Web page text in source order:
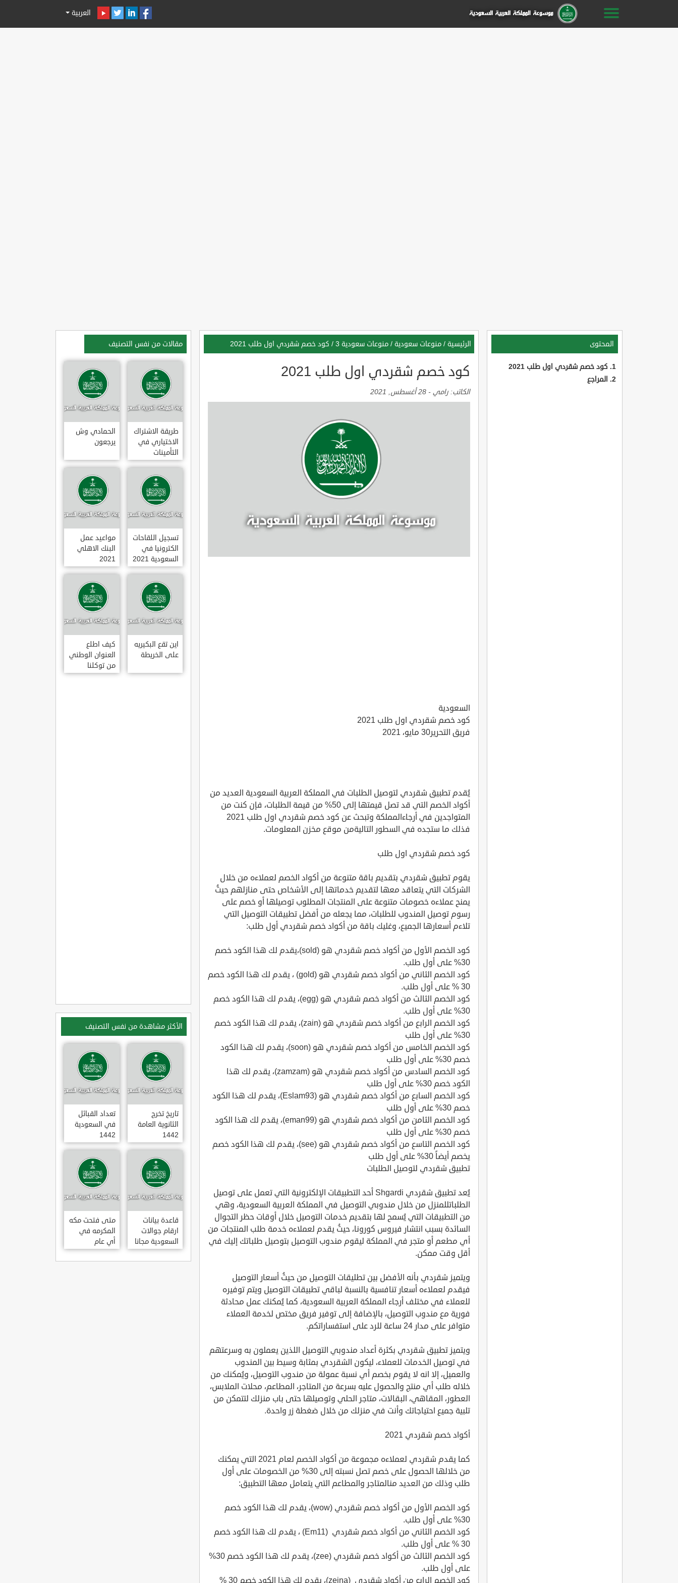
العربية
المحتوى
كود خصم شقردي اول طلب 2021
المراجع
الرئيسية / منوعات سعودية / منوعات سعودية 3 / كود خصم شقردي اول طلب 2021
كود خصم شقردي اول طلب 2021
الكاتب: رامي - 28 أغسطس, 2021
السعودية
كود خصم شقردي اول طلب 2021
فريق التحرير30 مايو، 2021
يُقدم تطبيق شقردي لتوصيل الطلبات في المملكة العربية السعودية العديد من
أكواد الخصم التي قد تصل قيمتها إلى 50% من قيمة الطلبات، فإن كنت من
المتواجدين في أرجاءالمملكة وتبحث عن كود خصم شقردي اول طلب 2021
فذلك ما ستجده في السطور التاليةمن موقع مخزن المعلومات.
كود خصم شقردي اول طلب
يقوم تطبيق شقردي بتقديم باقة متنوعة من أكواد الخصم لعملاءه من خلال
الشركات التي يتعاقد معها لتقديم خدماتها إلى الأشخاص حتى منازلهم حيثُ
يمنح عملاءه خصومات متنوعة على المنتجات المطلوب توصيلها أو خصم على
رسوم توصيل المندوب للطلبات، مما يجعله من أفضل تطبيقات التوصيل التي
تلاءم أسعارها الجميع، وغليك باقة من أكواد خصم شقردي أول طلب:
كود الخصم الأول من أكواد خصم شقردي هو (sold)،يقدم لك هذا الكود خصم
30% على أول طلب.
كود الخصم الثاني من أكواد خصم شقردي هو (gold) ، يقدم لك هذا الكود خصم
30 % على أول طلب.
كود الخصم الثالث من أكواد خصم شقردي هو (egg)، يقدم لك هذا الكود خصم
30% على أول طلب.
كود الخصم الرابع من أكواد خصم شقردي هو (zain)، يقدم لك هذا الكود خصم
30% على أول طلب
كود الخصم الخامس من أكواد خصم شقردي هو (soon)، يقدم لك هذا الكود
خصم 30% على أول طلب
كود الخصم السادس من أكواد خصم شقردي هو (zamzam)، يقدم لك هذا
الكود خصم 30% على أول طلب
كود الخصم السابع من أكواد خصم شقردي هو (Eslam93)، يقدم لك هذا الكود
خصم 30% على أول طلب
كود الخصم الثامن من أكواد خصم شقردي هو (eman99)، يقدم لك هذا الكود
خصم 30% على أول طلب
كود الخصم التاسع من أكواد خصم شقردي هو (see)، يقدم لك هذا الكود خصم
يخصم أيضاً 30% على أول طلب
تطبيق شقردي لتوصيل الطلبات
يُعد تطبيق شقردي Shgardi أحد التطبيقات الإلكترونية التي تعمل على توصيل
الطلباتللمنزل من خلال مندوبي التوصيل في المملكة العربية السعودية، وهي
من التطبيقات التي يُسمح لها بتقديم خدمات التوصيل خلال أوقات حظر التجوال
السائدة بسبب انتشار فيروس كورونا، حيثُ يقدم لعملاءه خدمة طلب المنتجات من
أي مطعم أو متجر في المملكة ليقوم مندوب التوصيل بتوصيل طلباتك إليك في
أقل وقت ممكن.
ويتميز شقردي بأنه الأفضل بين تطليقات التوصيل من حيثُ أسعار التوصيل
فيقدم لعملاءه أسعار تنافسية بالنسبة لباقي تطبيقات التوصيل ويتم توفيره
للعملاء في مختلف أرجاء المملكة العربية السعودية، كما يُمكنك عمل محادثة
فورية مع مندوب التوصيل، بالإضافة إلى توفير فريق مختص لخدمة العملاء
متوافر على مدار 24 ساعة للرد على استفساراتكم.
ويتميز تطبيق شقردي بكثرة أعداد مندوبي التوصيل اللذين يعملون به وسرعتهم
في توصيل الخدمات للعملاء، ليكون الشقردي بمثابة وسيط بين المندوب
والعميل، إلا انه لا يقوم بخصم أي نسبة عمولة من مندوب التوصيل، ويُمكنك من
خلاله طلب أي منتج والحصول عليه بسرعة من المتاجر، المطاعم، محلات الملابس،
العطور، المقاهي، البقالات، متاجر الحلي وتوصيلها حتى باب منزلك لتتمكن من
تلبية جميع احتياجاتك وأنت في منزلك من خلال ضغطة زر واحدة.
أكواد خصم شقردي 2021
كما يقدم شقردي لعملاءه مجموعة من أكواد الخصم لعام 2021 التي يمكنك
من خلالها الحصول على خصم تصل نسبته إلى 30% من الخصومات على أول
طلب وذلك من العديد منالمتاجر والمطاعم التي يتعامل معها التطبيق:
كود الخصم الأول من أكواد خصم شقردي (wow)، يقدم لك هذا الكود خصم
30% على أول طلب.
كود الخصم الثاني من أكواد خصم شقردي (Em11) ، يقدم لك هذا الكود خصم
30 % على أول طلب.
كود الخصم الثالث من أكواد خصم شقردي (zee)، يقدم لك هذا الكود خصم 30%
على أول طلب.
كود الخصم الرابع من أكواد شقردي (zeina)، يقدم لك هذا الكود خصم 30 %
مقالات من نفس التصنيف
طريقة الاشتراك
الاختياري في
التأمينات
الاجتماعية
1443
الحمادي وش
يرجعون
تسجيل اللقاحات
الكترونيا في
السعودية 2021
مواعيد عمل
البنك الاهلي
2021
اين تقع البكيريه
على الخريطة
كيف اطلع
العنوان الوطني
من توكلنا
الأكثر مشاهدة من نفس التصنيف
تاريخ تخرج
الثانوية العامة
1442
تعداد القبائل
في السعودية
1442
قاعدة بيانات
ارقام جوالات
السعودية مجانا
20202021
متى فتحت مكه
المكرمه في
أي عام